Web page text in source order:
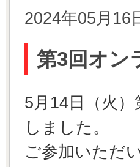
2024年05月16
第3回オン
5月14日（火
しました。
ご参加いただ